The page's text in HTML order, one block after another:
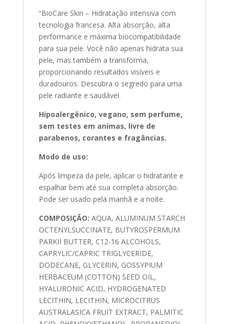
“BioCare Skin – Hidratação intensiva com
tecnologia francesa. Alta absorção, alta
performance e máxima biocompatibilidade
para sua pele. Você não apenas hidrata sua
pele, mas também a transforma,
proporcionando resultados visíveis e
duradouros. Descubra o segredo para uma
pele radiante e saudável.
Hipoalergênico, vegano, sem perfume,
sem testes em animas, livre de
parabenos, corantes e fragâncias.
Modo de uso:
Após limpeza da pele, aplicar o hidratante e
espalhar bem até sua completa absorção.
Pode ser usado pela manhã e a noite.
COMPOSIÇÃO: AQUA, ALUMINUM STARCH
OCTENYLSUCCINATE, BUTYROSPERMUM
PARKII BUTTER, C12-16 ALCOHOLS,
CAPRYLIC/CAPRIC TRIGLYCERIDE,
DODECANE, GLYCERIN, GOSSYPIUM
HERBACEUM (COTTON) SEED OIL,
HYALURONIC ACID, HYDROGENATED
LECITHIN, LECITHIN, MICROCITRUS
AUSTRALASICA FRUIT EXTRACT, PALMITIC